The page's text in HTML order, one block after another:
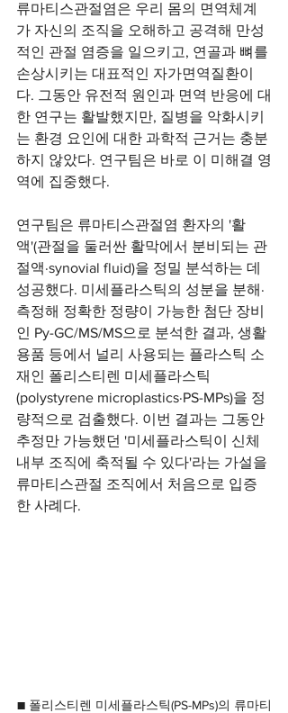
류마티스관절염은 우리 몸의 면역체계
가 자신의 조직을 오해하고 공격해 만성
적인 관절 염증을 일으키고, 연골과 뼈를
손상시키는 대표적인 자가면역질환이
다. 그동안 유전적 원인과 면역 반응에 대
한 연구는 활발했지만, 질병을 악화시키
는 환경 요인에 대한 과학적 근거는 충분
하지 않았다. 연구팀은 바로 이 미해결 영
역에 집중했다.
연구팀은 류마티스관절염 환자의 '활
액'(관절을 둘러싼 활막에서 분비되는 관
절액·synovial fluid)을 정밀 분석하는 데
성공했다. 미세플라스틱의 성분을 분해·
측정해 정확한 정량이 가능한 첨단 장비
인 Py-GC/MS/MS으로 분석한 결과, 생활
용품 등에서 널리 사용되는 플라스틱 소
재인 폴리스티렌 미세플라스틱
(polystyrene microplastics·PS-MPs)을 정
량적으로 검출했다. 이번 결과는 그동안
추정만 가능했던 '미세플라스틱이 신체
내부 조직에 축적될 수 있다'라는 가설을
류마티스관절 조직에서 처음으로 입증
한 사례다.
■ 폴리스티렌 미세플라스틱(PS-MPs)의 류마티